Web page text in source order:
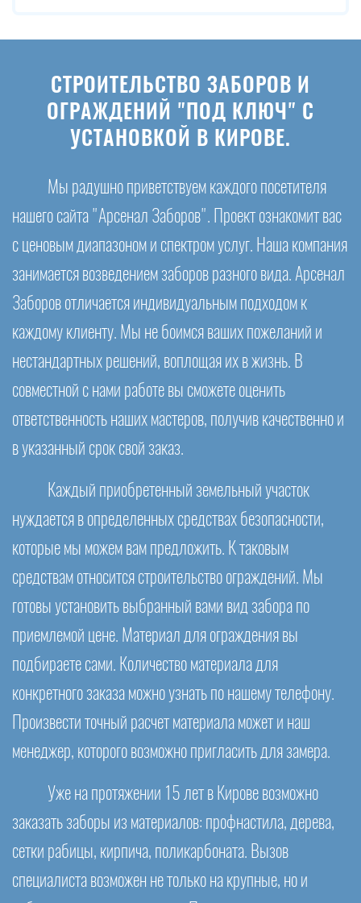
СТРОИТЕЛЬСТВО ЗАБОРОВ И
ОГРАЖДЕНИЙ "ПОД КЛЮЧ" С
УСТАНОВКОЙ В КИРОВЕ.
Мы радушно приветствуем каждого посетителя
нашего сайта "Арсенал Заборов". Проект ознакомит вас
с ценовым диапазоном и спектром услуг. Наша компания
занимается возведением заборов разного вида. Арсенал
Заборов отличается индивидуальным подходом к
каждому клиенту. Мы не боимся ваших пожеланий и
нестандартных решений, воплощая их в жизнь. В
совместной с нами работе вы сможете оценить
ответственность наших мастеров, получив качественно и
в указанный срок свой заказ.
Каждый приобретенный земельный участок
нуждается в определенных средствах безопасности,
которые мы можем вам предложить. К таковым
средствам относится строительство ограждений. Мы
готовы установить выбранный вами вид забора по
приемлемой цене. Материал для ограждения вы
подбираете сами. Количество материала для
конкретного заказа можно узнать по нашему телефону.
Произвести точный расчет материала может и наш
менеджер, которого возможно пригласить для замера.
Уже на протяжении 15 лет в Кирове возможно
заказать заборы из материалов: профнастила, дерева,
сетки рабицы, кирпича, поликарбоната. Вызов
специалиста возможен не только на крупные, но и